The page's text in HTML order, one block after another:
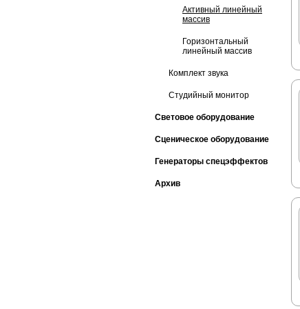
Активный линейный
массив
Горизонтальный
линейный массив
Комплект звука
Студийный монитор
Световое оборудование
Сценическое оборудование
Генераторы спецэффектов
Архив